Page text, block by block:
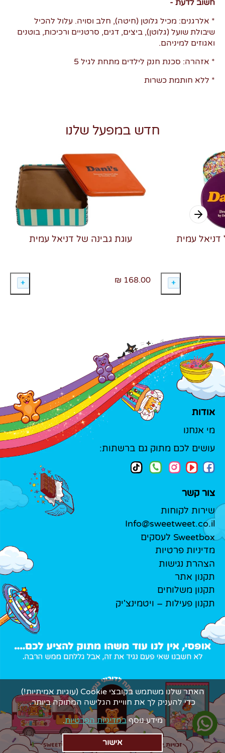
חשוב לדעת -
* אלרגנים: מכיל גלוטן (חיטה), חלב וסויה. עלול להכיל
שיבולת שועל (גלוטן), ביצים, דגים, סרטניים ורכיכות, בוטנים
ואגוזים למיניהם.
* אזהרה: סכנת חנק לילדים מתחת לגיל 5
* ללא חותמת כשרות
חדש במפעל שלנו
עוגת גבינה של דניאל עמית
168.00 ₪
דניאל עמית
אודות
מי אנחנו
עושים לכם מתוק גם ברשתות:
צור קשר
שירות לקוחות
Info@sweetweet.co.il
Sweetbox לעסקים
מדיניות פרטיות
הצהרת נגישות
תקנון אתר
תקנון משלוחים
תקנון פעילות – ויטמינצ'יק
האתר שלנו משתמש בקובצי Cookie (עוגיות אמיתיות!)
כדי להעניק לך את חוויית הגלישה המתוקה ביותר.
מידע נוסףבמדיניות הפרטיות.
אישור